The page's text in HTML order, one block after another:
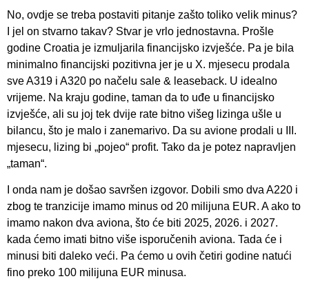
No, ovdje se treba postaviti pitanje zašto toliko velik minus?
I jel on stvarno takav? Stvar je vrlo jednostavna. Prošle
godine Croatia je izmuljarila financijsko izvješće. Pa je bila
minimalno financijski pozitivna jer je u X. mjesecu prodala
sve A319 i A320 po načelu sale & leaseback. U idealno
vrijeme. Na kraju godine, taman da to uđe u financijsko
izvješće, ali su joj tek dvije rate bitno višeg lizinga ušle u
bilancu, što je malo i zanemarivo. Da su avione prodali u III.
mjesecu, lizing bi „pojeo“ profit. Tako da je potez napravljen
„taman“.
I onda nam je došao savršen izgovor. Dobili smo dva A220 i
zbog te tranzicije imamo minus od 20 milijuna EUR. A ako to
imamo nakon dva aviona, što će biti 2025, 2026. i 2027.
kada ćemo imati bitno više isporučenih aviona. Tada će i
minusi biti daleko veći. Pa ćemo u ovih četiri godine natući
fino preko 100 milijuna EUR minusa.